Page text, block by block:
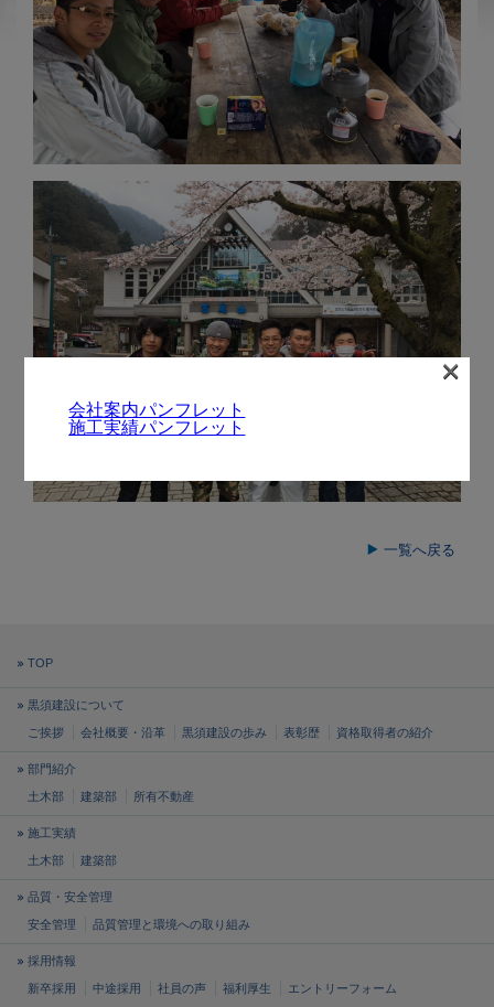
一覧へ戻る
TOP
黒須建設について
ご挨拶 会社概要・沿革 黒須建設の歩み 表彰歴 資格取得者の紹介
部門紹介
土木部 建築部 所有不動産
施工実績
土木部 建築部
品質・安全管理
安全管理 品質管理と環境への取り組み
採用情報
新卒採用 中途採用 社員の声 福利厚生 エントリーフォーム
会社案内パンフレット
施工実績パンフレット
×